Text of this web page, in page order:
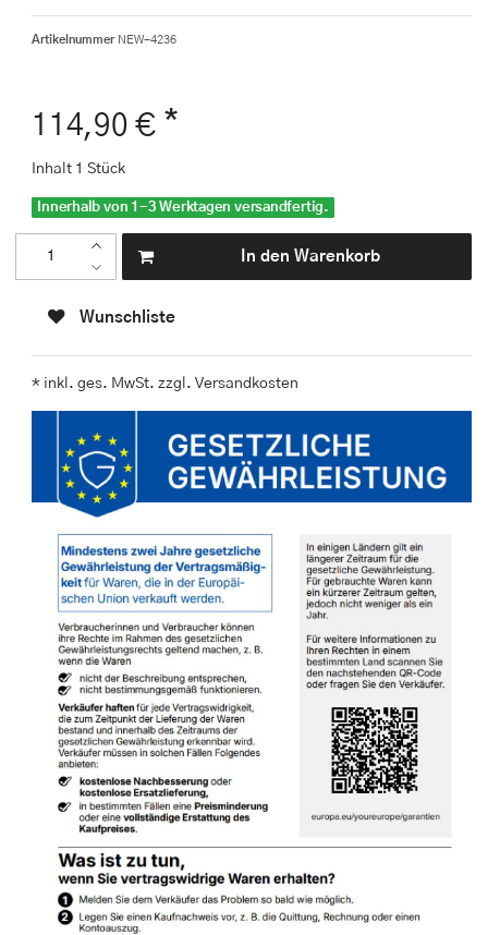
Artikelnummer NEW-4236
114,90 € *
Inhalt 1 Stück
Innerhalb von 1-3 Werktagen versandfertig.
In den Warenkorb
Wunschliste
* inkl. ges. MwSt. zzgl. Versandkosten